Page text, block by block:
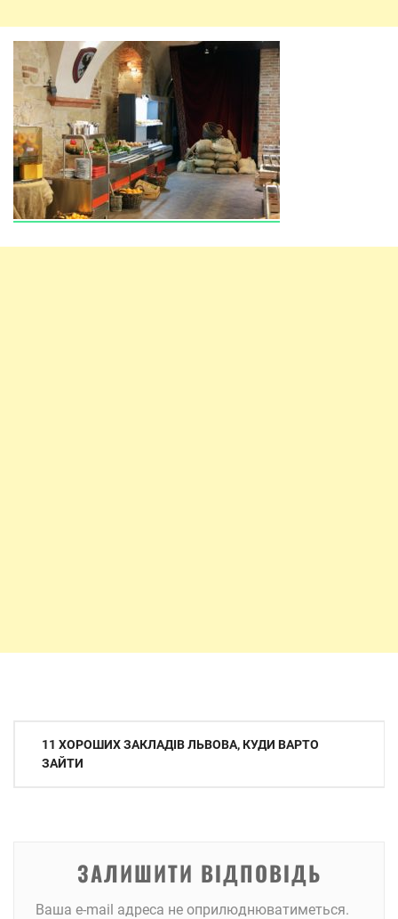
Навігація
записів
11 ХОРОШИХ ЗАКЛАДІВ ЛЬВОВА, КУДИ ВАРТО
ЗАЙТИ
ЗАЛИШИТИ ВІДПОВІДЬ
Ваша e-mail адреса не оприлюднюватиметься.